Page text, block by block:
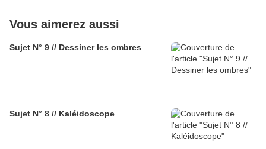
Vous aimerez aussi
Sujet N° 9 // Dessiner les ombres
Sujet N° 8 // Kaléidoscope